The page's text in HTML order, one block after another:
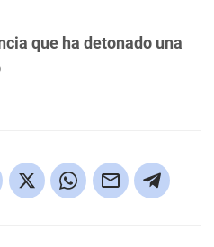
que ha detonado una